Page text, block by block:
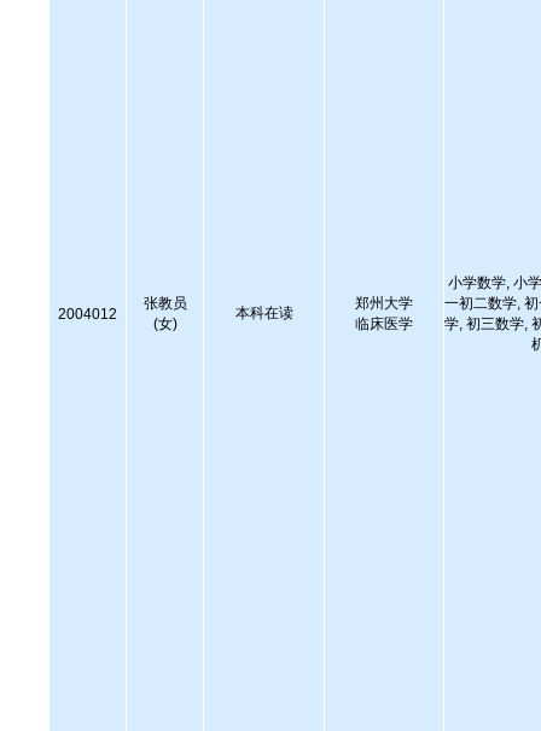
2004012
张教员
(女)
本科在读
郑州大学
临床医学
小学数学, 小
一初二数学,
学, 初三数学,